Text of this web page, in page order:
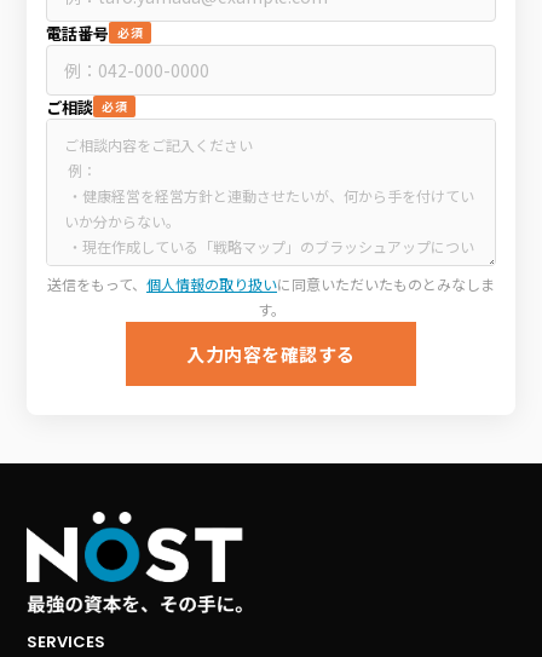
電話番号 必須
ご相談 必須
送信をもって、 個人情報の取り扱いに同意いただいたものとみなしま
す。
入力内容を確認する
SERVICES